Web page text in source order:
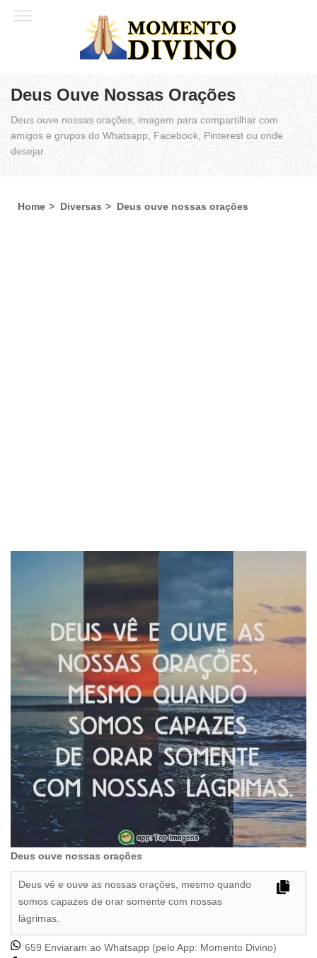
Deus Ouve Nossas Orações
Deus ouve nossas orações, imagem para compartilhar com
amigos e grupos do Whatsapp, Facebook, Pinterest ou onde
desejar.
Home Diversas Deus ouve nossas orações
Deus ouve nossas orações
Deus vê e ouve as nossas orações, mesmo quando
somos capazes de orar somente com nossas
lágrimas.
659 Enviaram ao Whatsapp (pelo App: Momento Divino)